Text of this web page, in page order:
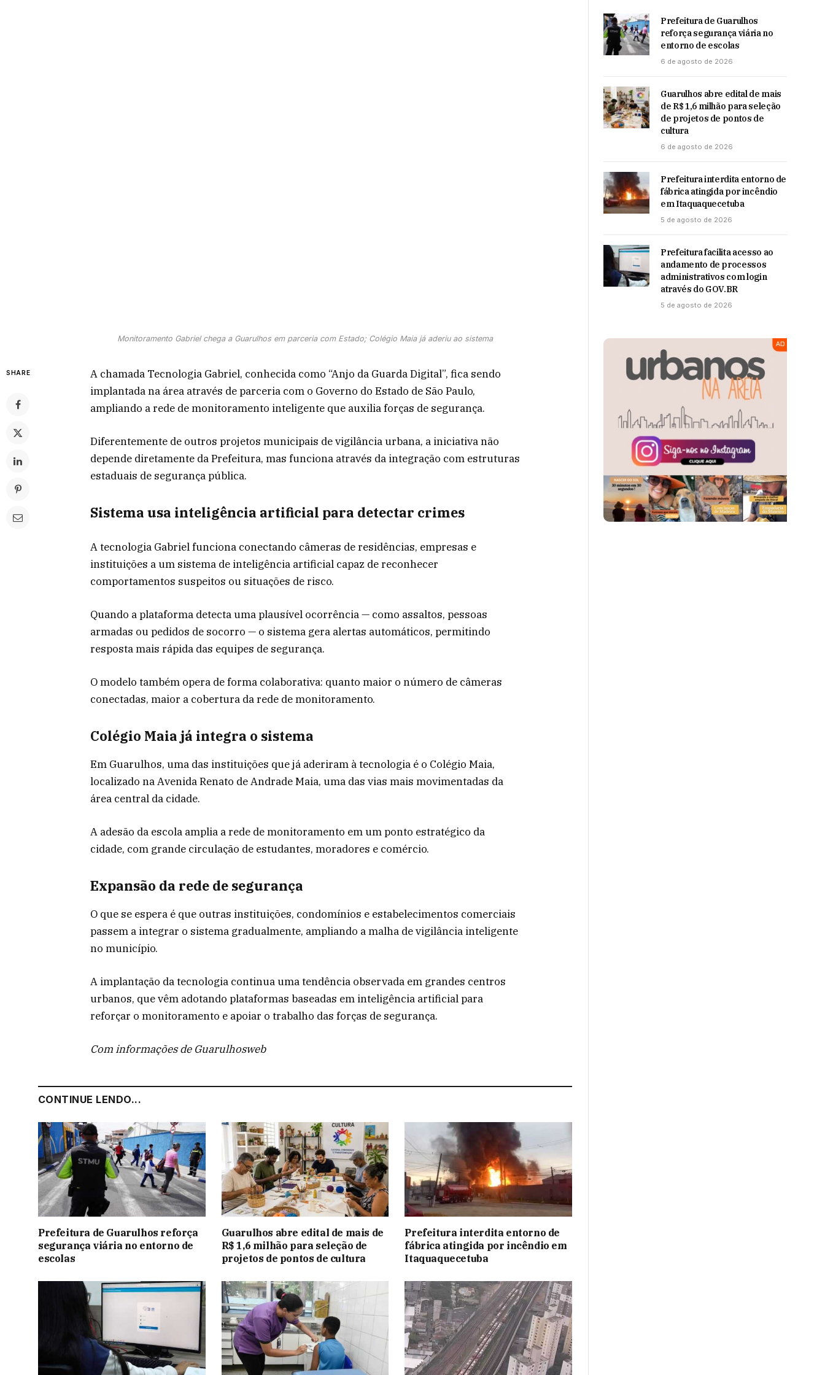
Monitoramento Gabriel chega a Guarulhos em parceria com Estado; Colégio Maia já aderiu ao sistema
SHARE
A chamada Tecnologia Gabriel, conhecida como “Anjo da Guarda Digital”, fica sendo
implantada na área através de parceria com o Governo do Estado de São Paulo,
ampliando a rede de monitoramento inteligente que auxilia forças de segurança.
Diferentemente de outros projetos municipais de vigilância urbana, a iniciativa não
depende diretamente da Prefeitura, mas funciona através da integração com estruturas
estaduais de segurança pública.
Sistema usa inteligência artificial para detectar crimes
A tecnologia Gabriel funciona conectando câmeras de residências, empresas e
instituições a um sistema de inteligência artificial capaz de reconhecer
comportamentos suspeitos ou situações de risco.
Quando a plataforma detecta uma plausível ocorrência — como assaltos, pessoas
armadas ou pedidos de socorro — o sistema gera alertas automáticos, permitindo
resposta mais rápida das equipes de segurança.
O modelo também opera de forma colaborativa: quanto maior o número de câmeras
conectadas, maior a cobertura da rede de monitoramento.
Colégio Maia já integra o sistema
Em Guarulhos, uma das instituições que já aderiram à tecnologia é o Colégio Maia,
localizado na Avenida Renato de Andrade Maia, uma das vias mais movimentadas da
área central da cidade.
A adesão da escola amplia a rede de monitoramento em um ponto estratégico da
cidade, com grande circulação de estudantes, moradores e comércio.
Expansão da rede de segurança
O que se espera é que outras instituições, condomínios e estabelecimentos comerciais
passem a integrar o sistema gradualmente, ampliando a malha de vigilância inteligente
no município.
A implantação da tecnologia continua uma tendência observada em grandes centros
urbanos, que vêm adotando plataformas baseadas em inteligência artificial para
reforçar o monitoramento e apoiar o trabalho das forças de segurança.
Com informações de Guarulhosweb
CONTINUE LENDO...
Prefeitura de Guarulhos reforça
segurança viária no entorno de
escolas
Guarulhos abre edital de mais de
R$ 1,6 milhão para seleção de
projetos de pontos de cultura
Prefeitura interdita entorno de
fábrica atingida por incêndio em
Itaquaquecetuba
Prefeitura de Guarulhos
reforça segurança viária no
entorno de escolas
6 de agosto de 2026
Guarulhos abre edital de mais
de R$ 1,6 milhão para seleção
de projetos de pontos de
cultura
6 de agosto de 2026
Prefeitura interdita entorno de
fábrica atingida por incêndio
em Itaquaquecetuba
5 de agosto de 2026
Prefeitura facilita acesso ao
andamento de processos
administrativos com login
através do GOV.BR
5 de agosto de 2026